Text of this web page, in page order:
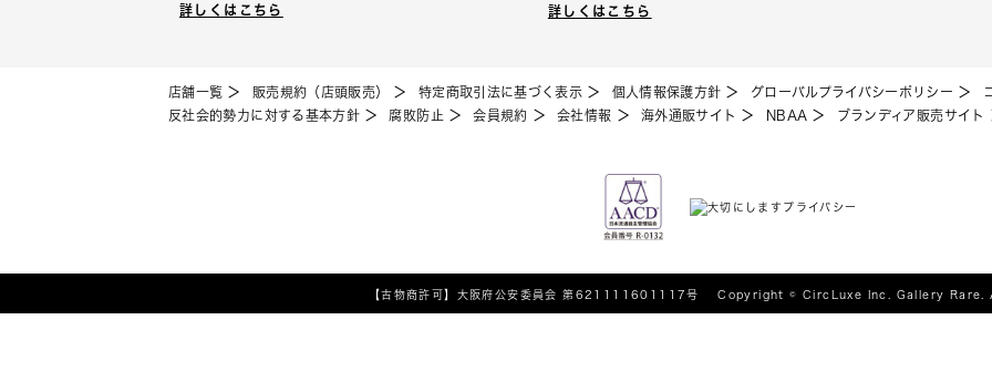
詳しくはこちら 詳しくはこちら
店舗一覧 販売規約（店頭販売） 特定商取引法に基づく表示 個人情報保護方針 グローバルプライバシーポリシー
反社会的勢力に対する基本方針
腐敗防止 会員規約 会社情報 海外通販サイト NBAA ブランディア販売サイト
【古物商許可】 大阪府公安委員会 第621111601117号 Copyright © CircLuxe Inc. Gallery Rare.